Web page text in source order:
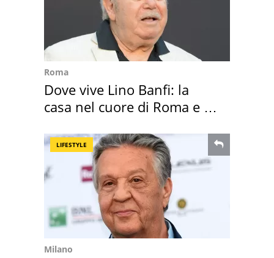
Roma
Dove vive Lino Banfi: la
casa nel cuore di Roma e i
LIFESTYLE
Milano